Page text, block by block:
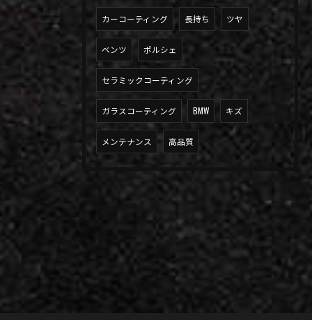
カーコーティング 長持ち ツヤ
ベンツ ポルシェ
セラミックコーティング
ガラスコーティング BMW キズ
メンテナンス 高品質